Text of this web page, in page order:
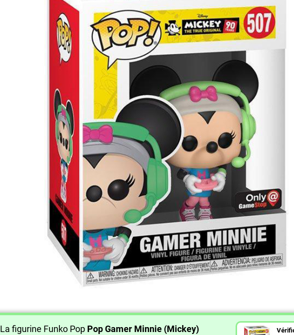
La figurine Funko Pop Pop Gamer Minnie (Mickey)